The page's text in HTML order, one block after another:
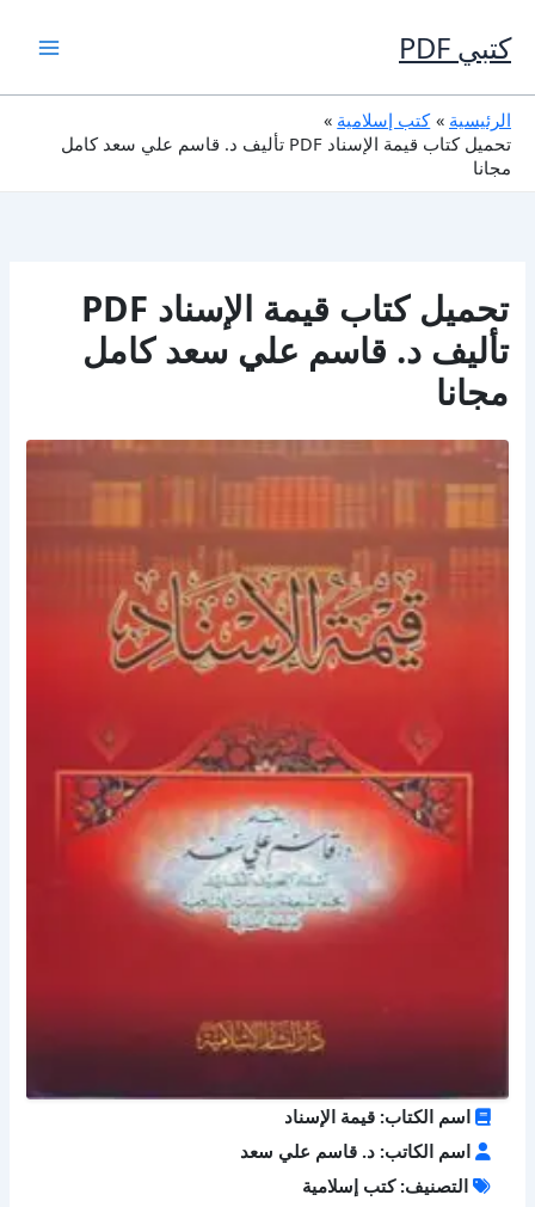
إلى
المحتوى
كتبي PDF
الرئيسية
كتب إسلامية
تحميل كتاب قيمة الإسناد PDF تأليف د. قاسم علي سعد كامل
مجانا
تحميل كتاب قيمة الإسناد PDF
تأليف د. قاسم علي سعد كامل
مجانا
اسم الكتاب: قيمة الإسناد
اسم الكاتب: د. قاسم علي سعد
التصنيف: كتب إسلامية